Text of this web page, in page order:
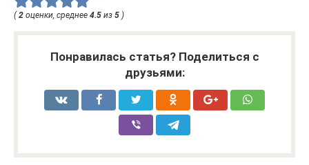
( 2 оценки, среднее 4.5 из 5 )
Понравилась статья? Поделиться с
друзьями: